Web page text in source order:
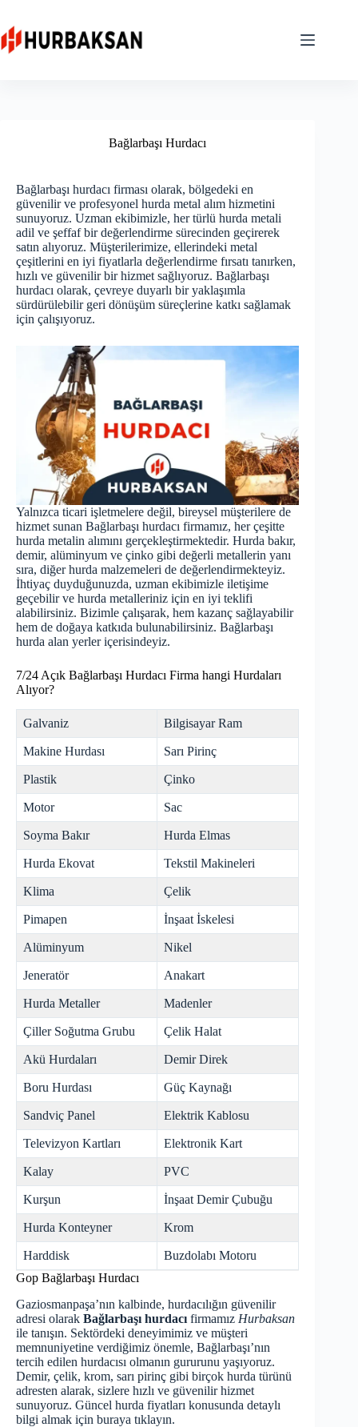
content
Bağlarbaşı Hurdacı
Bağlarbaşı hurdacı firması olarak, bölgedeki en
güvenilir ve profesyonel hurda metal alım hizmetini
sunuyoruz. Uzman ekibimizle, her türlü hurda metali
adil ve şeffaf bir değerlendirme sürecinden geçirerek
satın alıyoruz. Müşterilerimize, ellerindeki metal
çeşitlerini en iyi fiyatlarla değerlendirme fırsatı tanırken,
hızlı ve güvenilir bir hizmet sağlıyoruz. Bağlarbaşı
hurdacı olarak, çevreye duyarlı bir yaklaşımla
sürdürülebilir geri dönüşüm süreçlerine katkı sağlamak
için çalışıyoruz.
Yalnızca ticari işletmelere değil, bireysel müşterilere de
hizmet sunan Bağlarbaşı hurdacı firmamız, her çeşitte
hurda metalin alımını gerçekleştirmektedir. Hurda bakır,
demir, alüminyum ve çinko gibi değerli metallerin yanı
sıra, diğer hurda malzemeleri de değerlendirmekteyiz.
İhtiyaç duyduğunuzda, uzman ekibimizle iletişime
geçebilir ve hurda metalleriniz için en iyi teklifi
alabilirsiniz. Bizimle çalışarak, hem kazanç sağlayabilir
hem de doğaya katkıda bulunabilirsiniz. Bağlarbaşı
hurda alan yerler içerisindeyiz.
7/24 Açık Bağlarbaşı Hurdacı Firma hangi Hurdaları
Alıyor?
Galvaniz Bilgisayar Ram
Makine Hurdası Sarı Pirinç
Plastik Çinko
Motor Sac
Soyma Bakır Hurda Elmas
Hurda Ekovat Tekstil Makineleri
Klima Çelik
Pimapen İnşaat İskelesi
Alüminyum Nikel
Jeneratör Anakart
Hurda Metaller Madenler
Çiller Soğutma Grubu Çelik Halat
Akü Hurdaları Demir Direk
Boru Hurdası Güç Kaynağı
Sandviç Panel Elektrik Kablosu
Televizyon Kartları Elektronik Kart
Kalay PVC
Kurşun İnşaat Demir Çubuğu
Hurda Konteyner Krom
Harddisk
Buzdolabı Motoru
Gop Bağlarbaşı Hurdacı
Gaziosmanpaşa’nın kalbinde, hurdacılığın güvenilir
adresi olarak Bağlarbaşı hurdacı firmamız Hurbaksan
ile tanışın. Sektördeki deneyimimiz ve müşteri
memnuniyetine verdiğimiz önemle, Bağlarbaşı’nın
tercih edilen hurdacısı olmanın gururunu yaşıyoruz.
Demir, çelik, krom, sarı pirinç gibi birçok hurda türünü
adresten alarak, sizlere hızlı ve güvenilir hizmet
sunuyoruz. Güncel hurda fiyatları konusunda detaylı
bilgi almak için buraya tıklayın.